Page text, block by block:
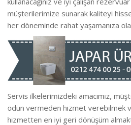
müşterilerimize sunarak kaliteyi
her döneminde rahat yaşamanıza
Servis ilkelerimizdeki amacımız,
ödün vermeden hizmet verebilmek
hizmetten en iyi geri dönüşüm